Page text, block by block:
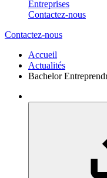
Entreprises
Contactez-nous
Contactez-nous
Accueil
Actualités
Bachelor